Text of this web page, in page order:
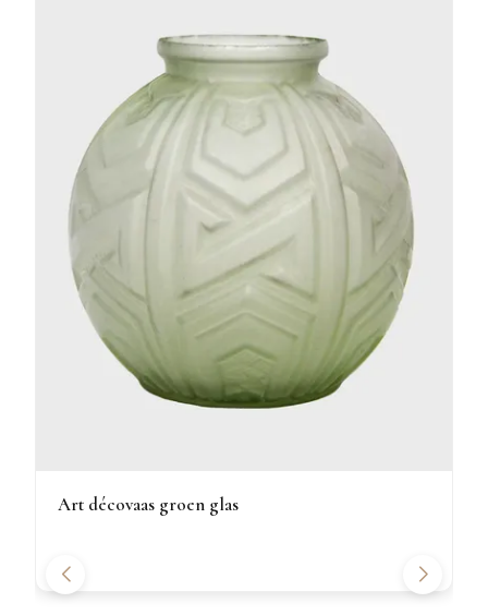
Art décovaas groen glas